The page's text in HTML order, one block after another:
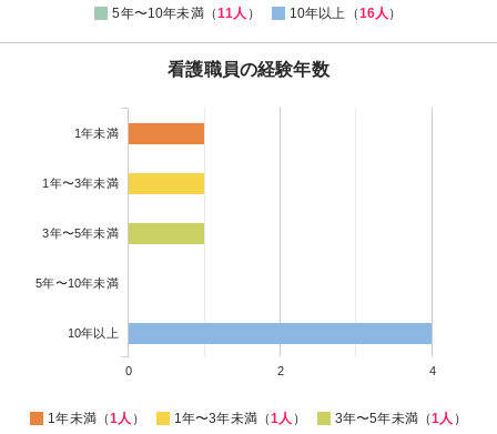
5年〜10年未満（11人 ） 10年以上（16人 ）
看護職員の経験年数
1年未満
1年〜3年未満
3年〜5年未満
5年〜10年未満
10年以上
0 2 4
1年未満（1人 ） 1年〜3年未満（1人 ） 3年〜5年未満（1人 ）